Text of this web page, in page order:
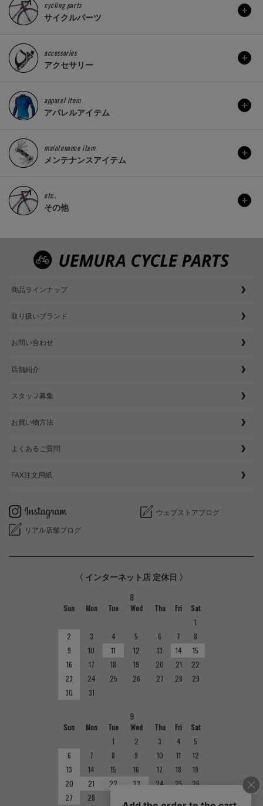
cycling parts
サイクルパーツ
accessories
アクセサリー
apparel item
アパレルアイテム
maintenance item
メンテナンスアイテム
etc..
その他
商品ラインナップ
取り扱いブランド
お問い合わせ
店舗紹介
スタッフ募集
お買い物方法
よくあるご質問
FAX注文用紙
ウェブストアブログ
リアル店舗ブログ
〈 インターネット店 定休日 〉
8
Sun Mon Tue Wed Thu Fri
Sat
1
2
3 4 5 6 7
8
9
10 11 12 13 14
15
16
17 18 19 20 21
22
23
24 25 26 27 28
29
30
31
9
Sun Mon Tue Wed Thu Fri
Sat
1
2 3 4
5
6
7 8 9 10 11
12
13
14 15 16 17 18
19
20
21 22 23 24 25
26
27
28